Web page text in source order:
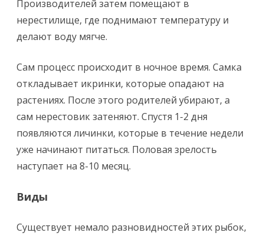
Производителей затем помещают в
нерестилище, где поднимают температуру и
делают воду мягче.
Сам процесс происходит в ночное время. Самка
откладывает икринки, которые опадают на
растениях. После этого родителей убирают, а
сам нерестовик затеняют. Спустя 1-2 дня
появляются личинки, которые в течение недели
уже начинают питаться. Половая зрелость
наступает на 8-10 месяц.
Виды
Существует немало разновидностей этих рыбок,